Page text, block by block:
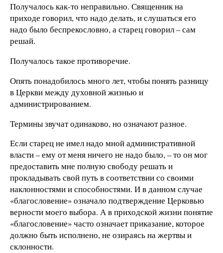
Получалось как-то неправильно. Священник на
приходе говорил, что надо делать, и слушаться его
надо было беспрекословно, а старец говорил – сам
решай.
Получалось такое противоречие.
Опять понадобилось много лет, чтобы понять разницу
в Церкви между духовной жизнью и
администрированием.
Термины звучат одинаково, но означают разное.
Если старец не имел надо мной административной
власти – ему от меня ничего не надо было, – то он мог
предоставить мне полную свободу решать и
прокладывать свой путь в соответствии со своими
наклонностями и способностями. И в данном случае
«благословение» означало подтверждение Церковью
верности моего выбора. А в приходской жизни понятие
«благословение» часто означает приказание, которое
должно быть исполнено, не озираясь на жертвы и
склонности.